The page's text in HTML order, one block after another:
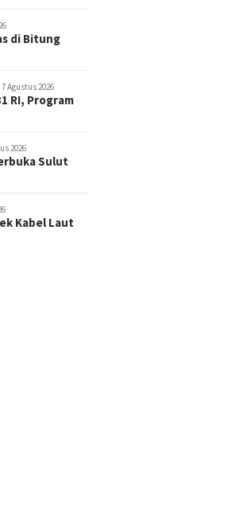
di Bitung
7 Agustus 2026
RI, Program
2026
Sulut
Kabel Laut